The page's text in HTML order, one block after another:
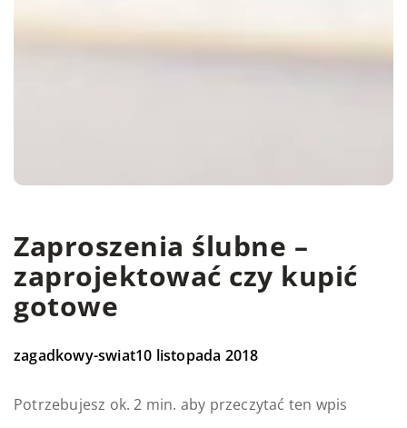
Zaproszenia ślubne –
zaprojektować czy kupić
gotowe
zagadkowy-swiat10 listopada 2018
Potrzebujesz ok. 2 min. aby przeczytać ten wpis